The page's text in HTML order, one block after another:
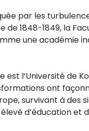
par les
de 1848-1849, la
une académie
l’Université de
ont
survivant à des
d’éducation et